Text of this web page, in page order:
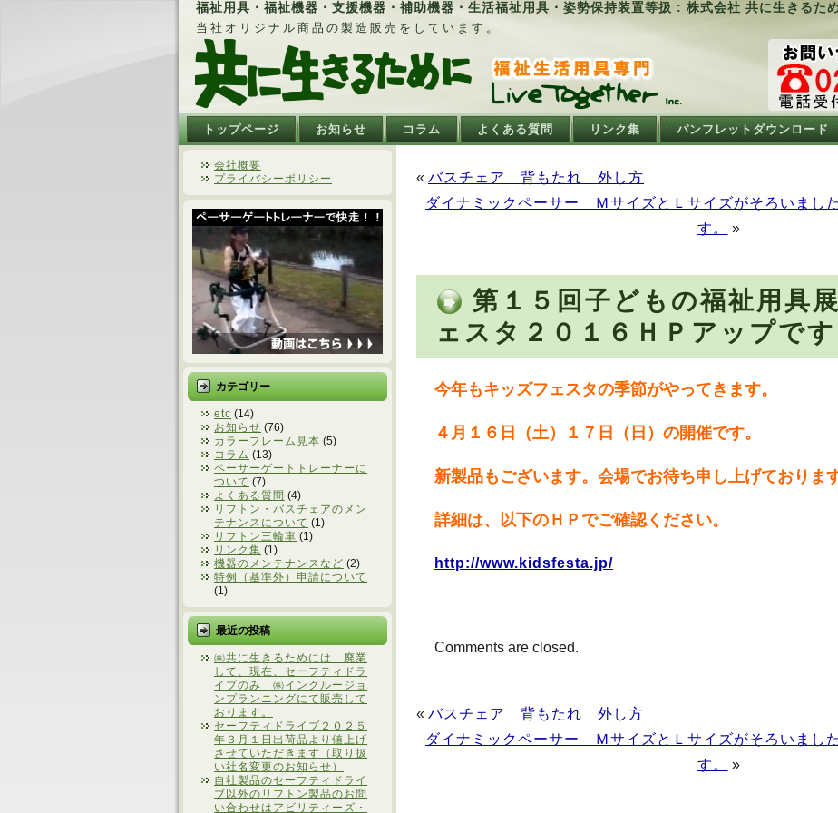
福祉用具・福祉機器・支援機器・補助機器・生活福祉用具・姿勢保持装置等扱 : 株式会社 共に生きるた
当社オリジナル商品の製造販売をしています。
トップページ お知らせ コラム よくある質問 リンク集 パンフレットダウンロード
会社概要
プライバシーポリシー
カテゴリー
etc (14)
お知らせ (76)
カラーフレーム見本 (5)
コラム (13)
ペーサーゲートトレーナーに
ついて (7)
よくある質問 (4)
リフトン・バスチェアのメン
テナンスについて (1)
リフトン三輪車 (1)
リンク集 (1)
機器のメンテナンスなど (2)
特例（基準外）申請について
(1)
最近の投稿
㈱共に生きるためには 廃業
して、現在、セーフティドラ
イブのみ ㈱インクルージョ
ンプランニングにて販売して
おります。
セーフティドライブ２０２５
年３月１日出荷品より値上げ
させていただきます（取り扱
い社名変更のお知らせ）
自社製品のセーフティドライ
ブ以外のリフトン製品のお問
い合わせはアビリティーズ・
« バスチェア 背もたれ 外し方
ダイナミックペーサー ＭサイズとＬサイズがそろいまし
す。
»
第１５回子どもの福祉用具
ェスタ２０１６ＨＰアップです
今年もキッズフェスタの季節がやってきます。
４月１６日（土）１７日（日）の開催です。
新製品もございます。会場でお待ち申し上げております
詳細は、以下のＨＰでご確認ください。
http://www.kidsfesta.jp/
Comments are closed.
« バスチェア 背もたれ 外し方
ダイナミックペーサー ＭサイズとＬサイズがそろいまし
す。
»